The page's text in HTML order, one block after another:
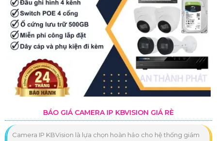
BÁO GIÁ CAMERA IP KBVISION GIÁ RÈ
Camera IP KBVision là lựa chọn hoàn hảo cho hệ thống giám